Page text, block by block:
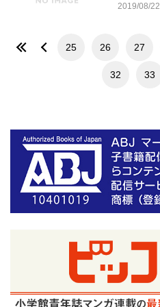
2019/08/22
25 26 27
32 33